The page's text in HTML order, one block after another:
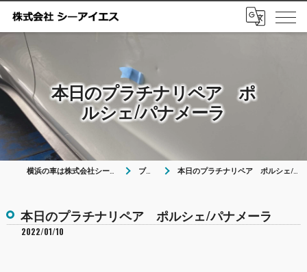
本日のプラチナリペア ポ
ルシェ/パナメーラ
横浜の車は株式会社シーアイエス ブログ 本日のプラチナリペア ポルシェ/パナメーラ
本日のプラチナリペア ポルシェ/パナメーラ
2022/01/10